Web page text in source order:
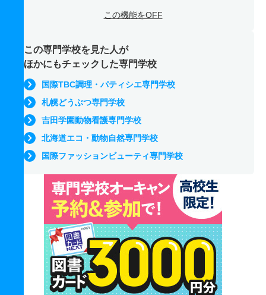
この機能をOFF
この専門学校を見た人が
ほかにもチェックした専門学校
国際TBC調理・パティシエ専門学校
札幌どうぶつ専門学校
吉田学園動物看護専門学校
北海道エコ・動物自然専門学校
国際ファッションビューティ専門学校